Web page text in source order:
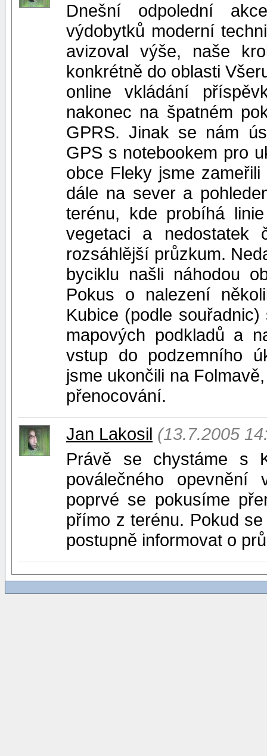
Dnešní odpolední
výdobytků moderní
avizoval výše, naše
konkrétně do oblasti
online vkládání
nakonec na špatném
GPRS. Jinak se nám
GPS s notebookem pro
obce Fleky jsme
dále na sever a
terénu, kde probíhá
vegetaci a nedostatek
rozsáhlější průzkum.
byciklu našli náhodou
Pokus o nalezení
Kubice (podle
mapových podkladů a
vstup do podzemního
jsme ukončili na
přenocování.
Jan Lakosil (13.7.2005
Právě se chystáme s
poválečného
poprvé se pokusíme
přímo z terénu. Pokud
postupně informovat o